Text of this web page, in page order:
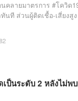
คลายมาตรการ #โควิด
นที ส่วนผู้ติดเชื้อ-เสี่ยงสู
ป็นระดับ 2 หลังไม่พ